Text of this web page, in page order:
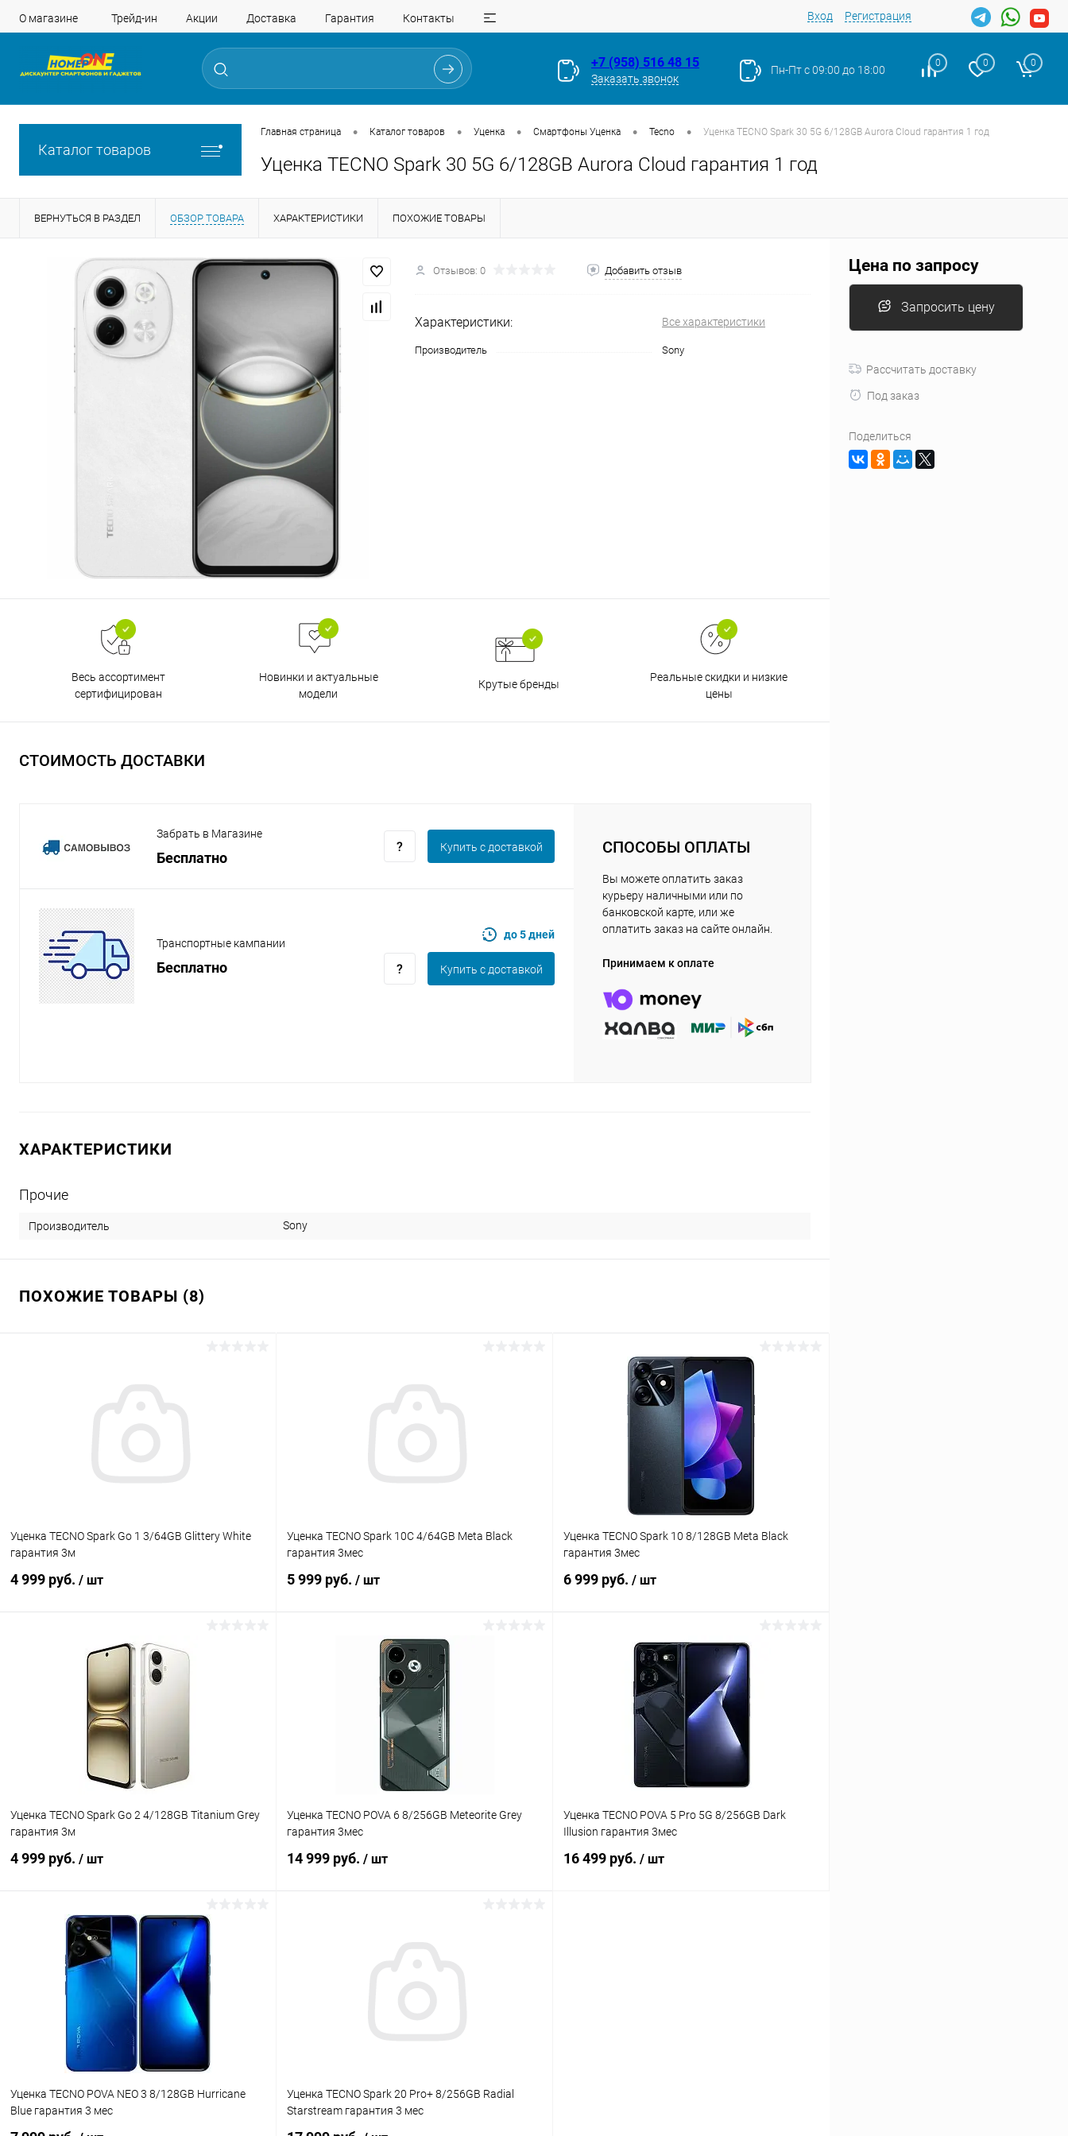
О магазине Трейд-ин Акции Доставка Гарантия Контакты Вход Регистрация
+7 (958) 516 48 15
Заказать звонок
Пн-Пт с 09:00 до 18:00
0 0 0
Каталог товаров
Главная страница • Каталог товаров • Уценка • Смартфоны Уценка • Tecno • Уценка TECNO Spark 30 5G 6/128GB Aurora Cloud гарантия 1 год
Уценка TECNO Spark 30 5G 6/128GB Aurora Cloud гарантия 1 год
ВЕРНУТЬСЯ В РАЗДЕЛ ОБЗОР ТОВАРА ХАРАКТЕРИСТИКИ ПОХОЖИЕ ТОВАРЫ
Отзывов: 0 Добавить отзыв
Характеристики: Все характеристики
Производитель Sony
Весь ассортимент
сертифицирован
Новинки и актуальные
модели
Крутые бренды
Реальные скидки и низкие
цены
СТОИМОСТЬ ДОСТАВКИ
Забрать в Магазине
Бесплатно
Купить c доставкой
Транспортные кампании
Бесплатно
до 5 дней
Купить c доставкой
СПОСОБЫ ОПЛАТЫ
Вы можете оплатить заказ
курьеру наличными или по
банковской карте, или же
оплатить заказ на сайте онлайн.
Принимаем к оплате
ХАРАКТЕРИСТИКИ
Прочие
Производитель Sony
ПОХОЖИЕ ТОВАРЫ (8)
Уценка TECNO Spark Go 1 3/64GB Glittery White
гарантия 3м
4 999 руб. / шт
В корзину
Уценка TECNO Spark 10C 4/64GB Meta Black
гарантия 3мес
5 999 руб. / шт
В корзину
Уценка TECNO Spark 10 8/128GB Meta Black
гарантия 3мес
6 999 руб. / шт
В корзину
Сравнение
В избранное Под заказ
Уценка TECNO Spark Go 2 4/128GB Titanium Grey
гарантия 3м
4 999 руб. / шт
В корзину
Сравнение
В избранное Под заказ
Уценка TECNO POVA 6 8/256GB Meteorite Grey
гарантия 3мес
14 999 руб. / шт
Уценка TECNO POVA 5 Pro 5G 8/256GB Dark
Illusion гарантия 3мес
16 499 руб. / шт
Уценка TECNO POVA NEO 3 8/128GB Hurricane
Blue гарантия 3 мес
Уценка TECNO Spark 20 Pro+ 8/256GB Radial
Starstream гарантия 3 мес
Цена по запросу
Запросить цену
Рассчитать доставку
Под заказ
Поделиться
Для клиентов всех банков
Разбейтеоплату
на частибез переплат
Оплачивайте сегодня только
% картой любого банка
Получайте товарвыбранный способом
Подробнееоб оплате Плайтом
25
8 800 302-02-51